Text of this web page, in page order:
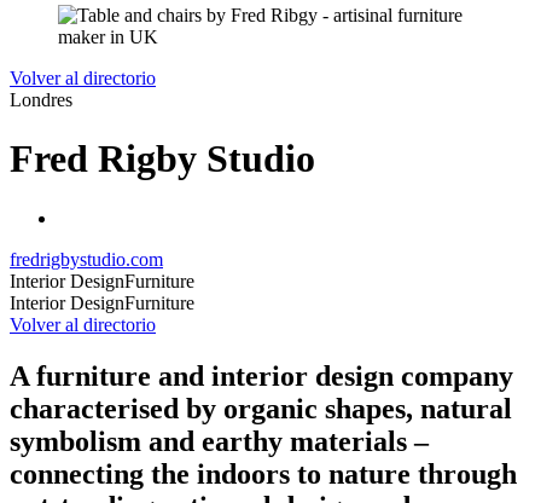
Volver al directorio
Londres
Fred Rigby Studio
fredrigbystudio.com
Interior DesignFurniture
Interior DesignFurniture
Volver al directorio
A furniture and interior design company
characterised by organic shapes, natural
symbolism and earthy materials –
connecting the indoors to nature through